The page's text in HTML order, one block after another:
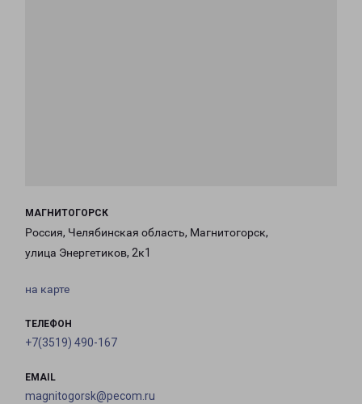
МАГНИТОГОРСК
Россия, Челябинская область, Магнитогорск,
улица Энергетиков, 2к1
на карте
ТЕЛЕФОН
+7(3519) 490-167
EMAIL
magnitogorsk@pecom.ru